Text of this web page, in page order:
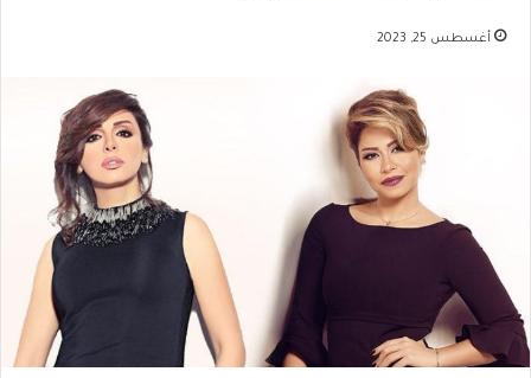
أغسطس 25, 2023